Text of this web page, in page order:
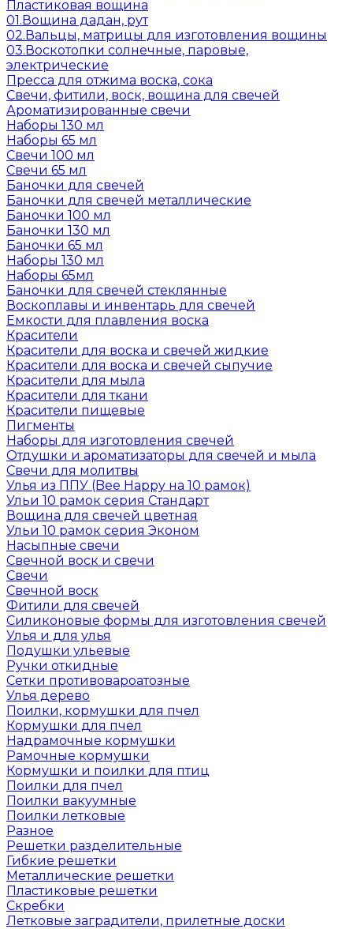
Пластиковая вощина
01.Вощина дадан, рут
02.Вальцы, матрицы для изготовления вощины
03.Воскотопки солнечные, паровые,
электрические
Пресса для отжима воска, сока
Свечи, фитили, воск, вощина для свечей
Ароматизированные свечи
Наборы 130 мл
Наборы 65 мл
Свечи 100 мл
Свечи 65 мл
Баночки для свечей
Баночки для свечей металлические
Баночки 100 мл
Баночки 130 мл
Баночки 65 мл
Наборы 130 мл
Наборы 65мл
Баночки для свечей стеклянные
Воскоплавы и инвентарь для свечей
Емкости для плавления воска
Красители
Красители для воска и свечей жидкие
Красители для воска и свечей сыпучие
Красители для мыла
Красители для ткани
Красители пищевые
Пигменты
Наборы для изготовления свечей
Отдушки и ароматизаторы для свечей и мыла
Свечи для молитвы
Улья из ППУ (Bee Happy на 10 рамок)
Ульи 10 рамок серия Стандарт
Вощина для свечей цветная
Ульи 10 рамок серия Эконом
Насыпные свечи
Свечной воск и свечи
Свечи
Свечной воск
Фитили для свечей
Силиконовые формы для изготовления свечей
Улья и для улья
Подушки ульевые
Ручки откидные
Сетки противовароатозные
Улья дерево
Поилки, кормушки для пчел
Кормушки для пчел
Надрамочные кормушки
Рамочные кормушки
Кормушки и поилки для птиц
Поилки для пчел
Поилки вакуумные
Поилки летковые
Разное
Решетки разделительные
Гибкие решетки
Металлические решетки
Пластиковые решетки
Скребки
Летковые заградители, прилетные доски